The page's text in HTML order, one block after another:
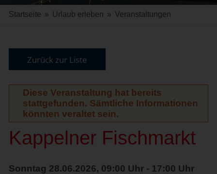
Startseite » Urlaub erleben » Veranstaltungen
Zurück zur Liste
Diese Veranstaltung hat bereits
stattgefunden. Sämtliche Informationen
könnten veraltet sein.
Kappelner Fischmarkt
Sonntag 28.06.2026, 09:00 Uhr - 17:00 Uhr